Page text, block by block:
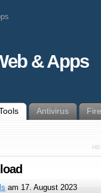
& Apps
Antivirus
am 17. August 2023